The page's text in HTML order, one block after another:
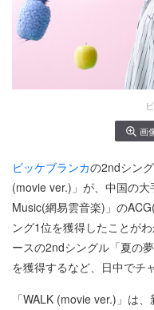
画
ビッケブランカの2ndシン
(movie ver.)」が、中国の
Music(網易雲音楽)」の
ング1位を獲得したことが
ースの2ndシングル「夏の
を獲得するなど、日中でチ
「WALK (movie ver.)」は